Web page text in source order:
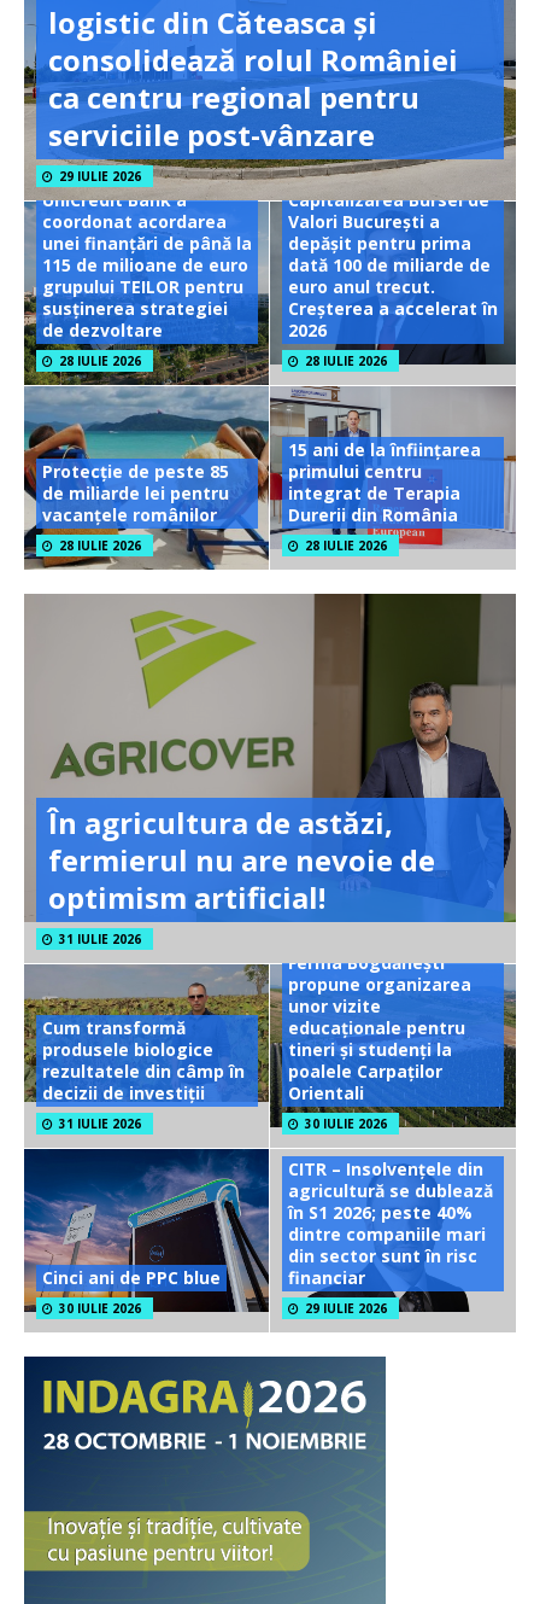
logistic din Căteasca și
consolidează rolul României
ca centru regional pentru
serviciile post-vânzare
29 IULIE 2026
UniCredit Bank a
coordonat acordarea
unei finanțări de până la
115 de milioane de euro
grupului TEILOR pentru
susținerea strategiei
de dezvoltare
28 IULIE 2026
Capitalizarea Bursei de
Valori București a
depășit pentru prima
dată 100 de miliarde de
euro anul trecut.
Creșterea a accelerat în
2026
28 IULIE 2026
Protecție de peste 85
de miliarde lei pentru
vacanțele românilor
28 IULIE 2026
15 ani de la înființarea
primului centru
integrat de Terapia
Durerii din România
28 IULIE 2026
În agricultura de astăzi,
fermierul nu are nevoie de
optimism artificial!
31 IULIE 2026
Cum transformă
produsele biologice
rezultatele din câmp în
decizii de investiții
31 IULIE 2026
Ferma Bogdănești
propune organizarea
unor vizite
educaționale pentru
tineri și studenți la
poalele Carpaților
Orientali
30 IULIE 2026
Cinci ani de PPC blue
30 IULIE 2026
CITR – Insolvențele din
agricultură se dublează
în S1 2026; peste 40%
dintre companiile mari
din sector sunt în risc
financiar
29 IULIE 2026